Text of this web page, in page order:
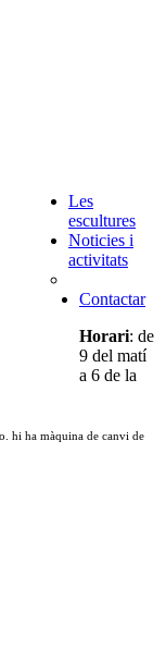
Les
escultures
Noticies i
activitats
Contactar
Horari: de
9 del matí
a 6 de la
hi ha màquina de canvi de